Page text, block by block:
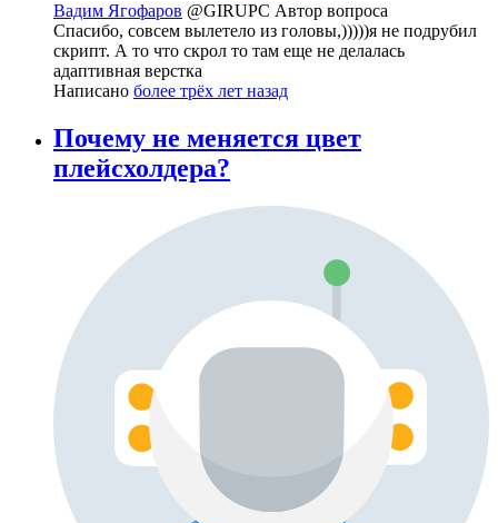
Вадим Ягофаров @GIRUPC Автор вопроса
Спасибо, совсем вылетело из головы,)))))я не подрубил
скрипт. А то что скрол то там еще не делалась
адаптивная верстка
Написано более трёх лет назад
Почему не меняется цвет
плейсхолдера?